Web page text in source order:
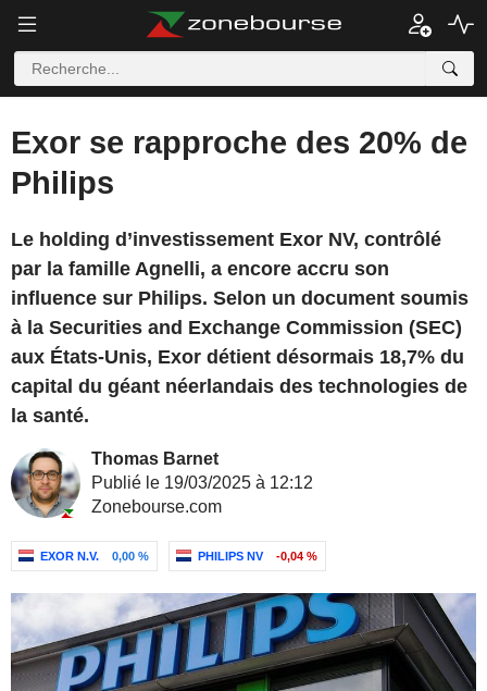
Exor se rapproche des 20% de
Philips
Le holding d’investissement Exor NV, contrôlé
par la famille Agnelli, a encore accru son
influence sur Philips. Selon un document soumis
à la Securities and Exchange Commission (SEC)
aux États-Unis, Exor détient désormais 18,7% du
capital du géant néerlandais des technologies de
la santé.
Thomas Barnet
Publié le 19/03/2025 à 12:12
Zonebourse.com
EXOR N.V. 0,00 % PHILIPS NV -0,04 %